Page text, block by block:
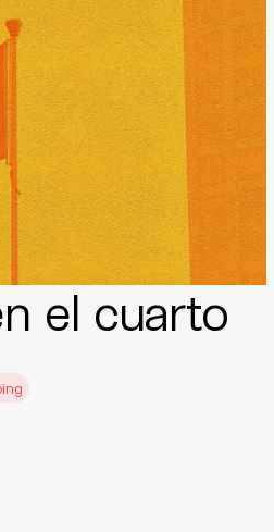
el cuarto